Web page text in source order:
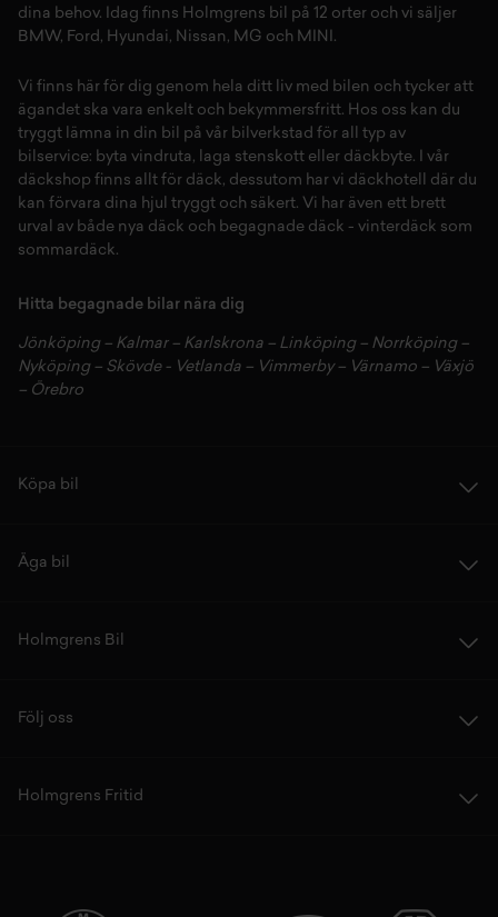
dina behov. Idag finns Holmgrens bil på 12 orter och vi säljer
BMW, Ford , Hyundai, Nissan , MG och MINI .
Vi finns här för dig genom hela ditt liv med bilen och tycker att
ägandet ska vara enkelt och bekymmersfritt. Hos oss kan du
tryggt lämna in din bil på vår bilverkstad för all typ av
bilservice: byta vindruta, laga stenskott eller däckbyte. I vår
däckshop finns allt för däck, dessutom har vi däckhotell d är du
kan förvara dina hjul tryggt och säkert. Vi har även ett brett
urval av både nya däck och begagnade däck - vinterdäck som
sommardäck.
Hitta begagnade bilar nära dig
Jönköping– Kalmar – Karlskrona – Linköping– Norrköping–
Nyköping– Skövde- Vetlanda – Vimmerby– Värnamo – Växjö
– Örebro
Köpa bil
Äga bil
Holmgrens Bil
Följ oss
Holmgrens Fritid